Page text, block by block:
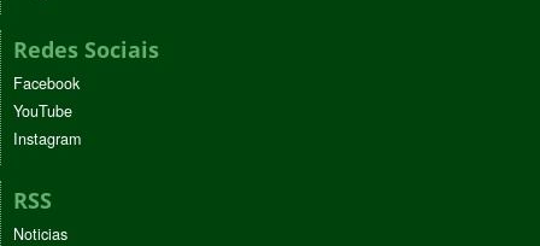
Redes Sociais
Facebook
YouTube
Instagram
RSS
Noticias